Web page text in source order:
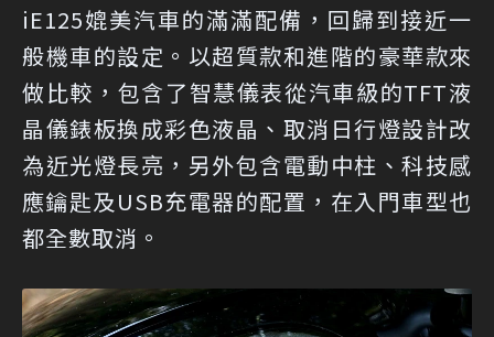
iE125媲美汽車的滿滿配備，回歸到接近一
般機車的設定。以超質款和進階的豪華款來
做比較，包含了智慧儀表從汽車級的TFT液
晶儀錶板換成彩色液晶、取消日行燈設計改
為近光燈長亮，另外包含電動中柱、科技感
應鑰匙及USB充電器的配置，在入門車型也
都全數取消。